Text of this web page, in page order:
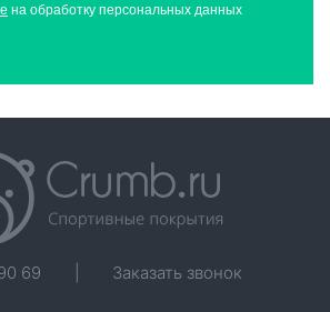
на обработку персональных данных
69 Заказать звонок